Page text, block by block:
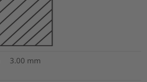
3.00 mm